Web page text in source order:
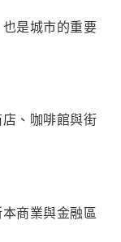
是城市的重要
、咖啡館與街
商業與金融區